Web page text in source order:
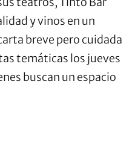
y vinos en un
breve pero cuidada
temáticas los jueves
buscan un espacio